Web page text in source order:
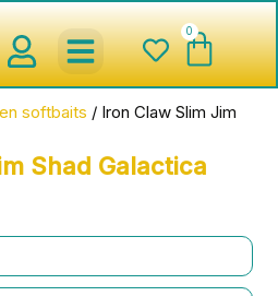
0
softbaits / Iron Claw Slim Jim
Shad Galactica